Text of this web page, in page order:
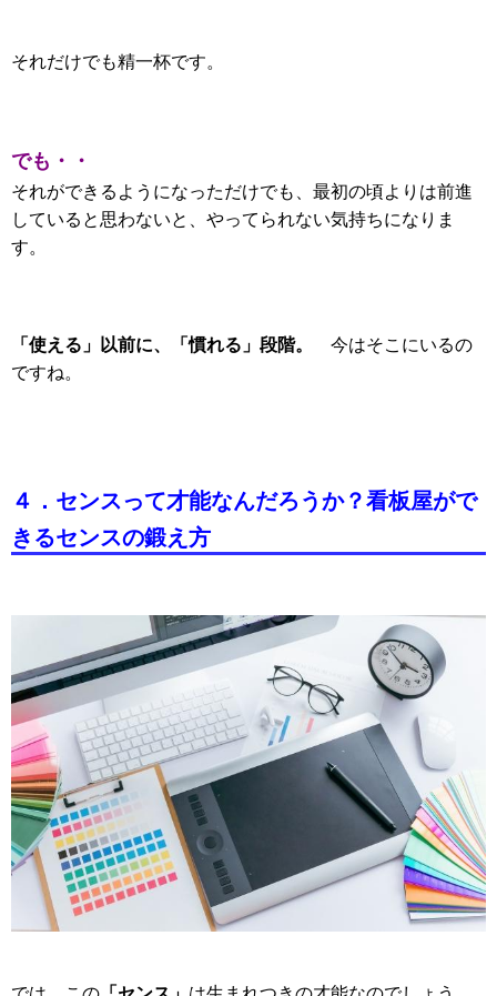
それだけでも精一杯です。
でも・・
それができるようになっただけでも、 最初の頃よりは前進
していると思わないと、やってられない気持ちになりま
す。
「使える」以前に、 「慣れる」段階。 今はそこにいるの
ですね。
４．センスって才能なんだろうか？看板屋がで
きるセンスの鍛え方